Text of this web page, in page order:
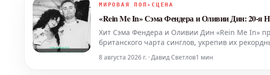
МИРОВАЯ ПОП-СЦЕНА
«Rein Me In» Сэма Фендера и Оливии Дин: 20-я
Хит Сэма Фендера и Оливии Дин «Rein Me In»
британского чарта синглов, укрепив их
побив
8 августа 2026 г. · Давид Светлов1 мин